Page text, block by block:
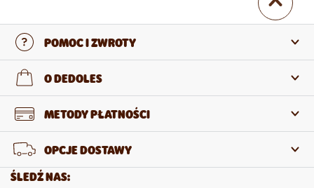
POMOC I ZWROTY
Skontaktuj się z nami
Zwroty i reklamacje
Odstąpienie od umowy
O DEDOLES
O nas
Sprzedaż hurtowa
METODY PŁATNOŚCI
OPCJE DOSTAWY
ŚLEDŹ NAS: